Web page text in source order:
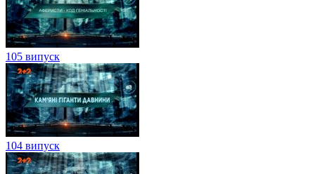
105 випуск
104 випуск